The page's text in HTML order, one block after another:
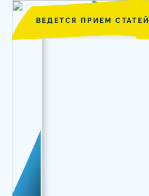
ВЕДЕТСЯ ПРИЕМ СТАТЕЙ